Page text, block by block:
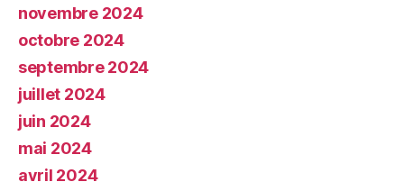
novembre 2024
octobre 2024
septembre 2024
juillet 2024
juin 2024
mai 2024
avril 2024